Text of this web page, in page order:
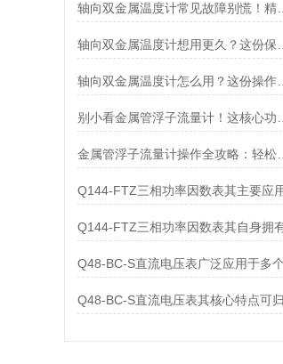
轴向双金属温度计常见故障别慌！精准定位，轻松搞定难题
轴向双金属温度计怎么用？这份操作指南，新手也能快速拿捏！
金属管浮子流量计操作全攻略：轻松拿捏，精准掌控每一步！